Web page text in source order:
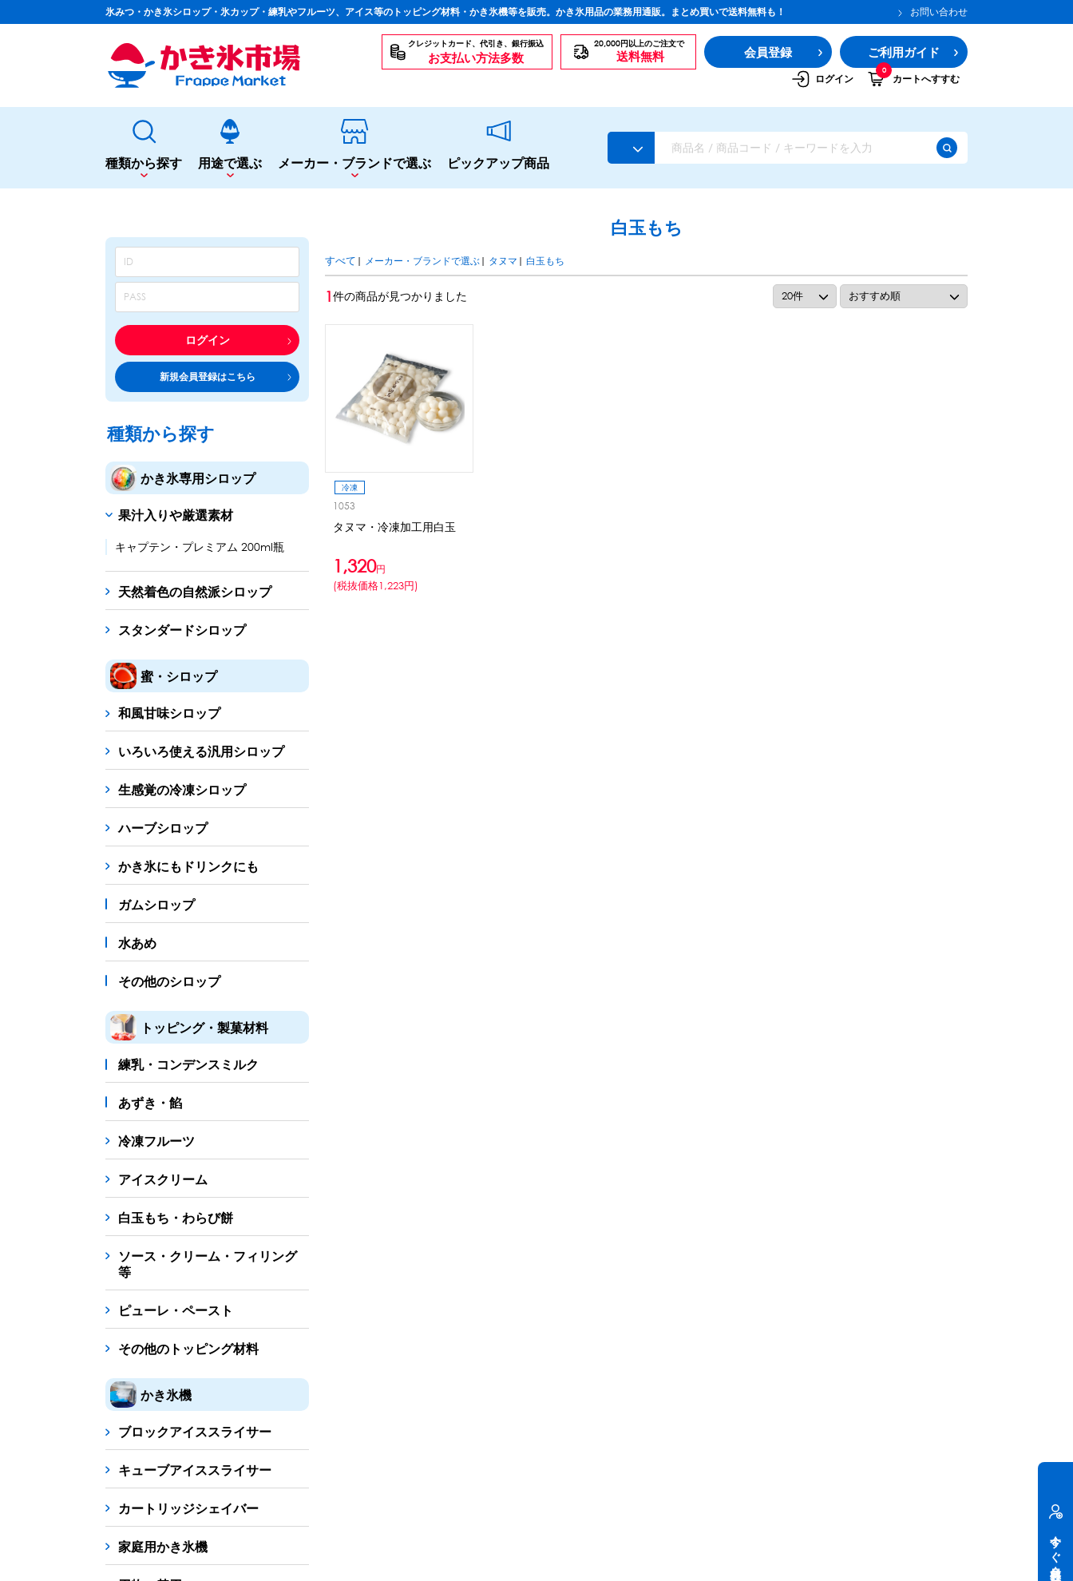
氷みつ・かき氷シロップ・氷カップ・練乳やフルーツ、アイス等のトッピング材料・かき氷機等を販売。かき氷用品の業務用通販。まとめ買いで送料無料も！ お問い合わせ
クレジットカード、代引き、銀行振込
お支払い方法多数
20,000円以上のご注文で
送料無料 会員登録 ご利用ガイド
ログイン
0
カートへすすむ
種類から探す
かき氷専用シロップ
果汁入りや厳選素材 天然着色の自然派シロップ スタンダードシロップ
蜜・シロップ
和風甘味シロップ いろいろ使える汎用シロップ 生感覚の冷凍シロップ
トッピング・製菓材料
練乳・コンデンスミルク あずき・餡 冷凍フルーツ アイスクリーム
ブロックアイススライサー キューブアイススライサー
台湾かき氷
フレーバー氷（味つきの氷）
カップ・スプーン
紙カップ プラスチックカップ 発泡スチロールカップ
フローズンドリンク材料
シロップ 冷凍フルーツ ドリンクカップ・ストロー
備品
蜜かけシャワー・レードル
販促
氷旗 のぼり 横幕
かき氷書籍
かき氷コレクション
用途で選ぶ
夏まつりや夜店に
シロップ トッピング
飲食店のサイドメニューに
シロップ トッピング テイクアウト
専門店の副材料に
シロップ トッピング 製菓材料 テイクアウト
ドリンクメニューに
メーカー・ブランドで選ぶ ピックアップ商品
ログイン
新規会員登録はこちら
種類から探す
かき氷専用シロップ
果汁入りや厳選素材
キャプテン・プレミアム 200ml瓶
天然着色の自然派シロップ
スタンダードシロップ
蜜・シロップ
和風甘味シロップ
いろいろ使える汎用シロップ
生感覚の冷凍シロップ
ハーブシロップ
かき氷にもドリンクにも
ガムシロップ
水あめ
その他のシロップ
トッピング・製菓材料
練乳・コンデンスミルク
あずき・餡
冷凍フルーツ
アイスクリーム
白玉もち・わらび餅
ソース・クリーム・フィリング
等
ピューレ・ペースト
その他のトッピング材料
かき氷機
ブロックアイススライサー
キューブアイススライサー
カートリッジシェイバー
家庭用かき氷機
白玉もち
すべて | メーカー・ブランドで選ぶ| タヌマ | 白玉もち
1件の商品が見つかりました
冷凍
1053
タヌマ・冷凍加工用白玉
1,320円
(税抜価格1,223円)
今すぐ会員登録